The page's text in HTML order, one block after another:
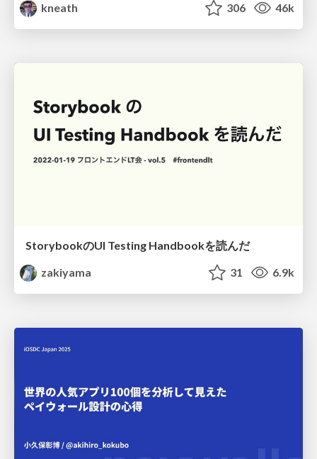
kneath
306 46k
StorybookのUI Testing Handbookを読んだ
zakiyama
31 6.9k